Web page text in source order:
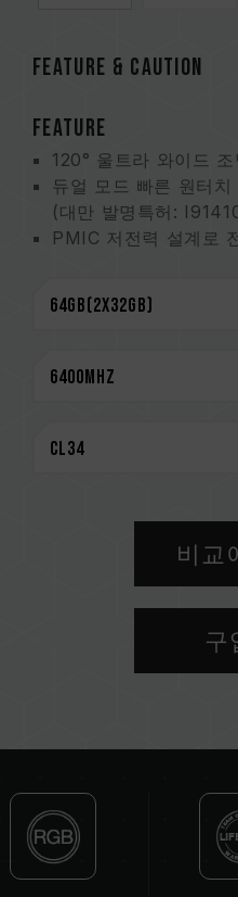
FEATURE & CAUTION
FEATURE
120° 울트라 와이드
듀얼 모드 빠른 원터
(대만 발명특허:
PMIC 저전력 설계로
터 무결성을 유지
스마트 RGB IC 컨트롤
감
호환되는 플랫폼 관
해 확인하실 수 있습니
메모리 제품을 구매하
용하지 마십시오. 각
리를 혼용하면 시스템
지 않을 수 있습니다.
CPU 메모리 컨트롤
되는 메인보드 BIOS
비교
구